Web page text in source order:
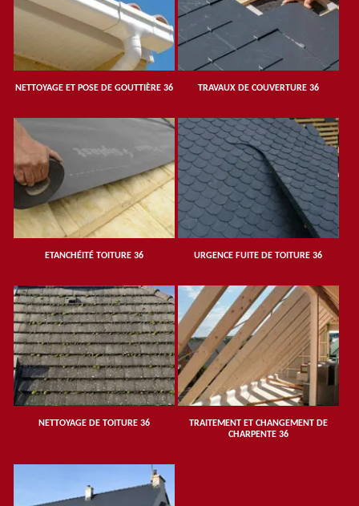
NETTOYAGE ET POSE DE GOUTTIÈRE 36 TRAVAUX DE COUVERTURE 36
ETANCHÉITÉ TOITURE 36 URGENCE FUITE DE TOITURE 36
NETTOYAGE DE TOITURE 36
TRAITEMENT ET CHANGEMENT DE
CHARPENTE 36